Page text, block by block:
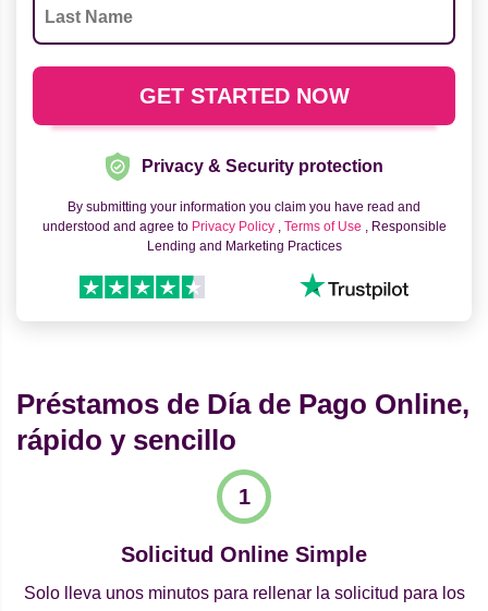
Privacy & Security protection
By submitting your information you claim you have read and
understood and agree to Privacy Policy , Terms of Use , Responsible
Lending and Marketing Practices
Préstamos de Día de Pago Online,
rápido y sencillo
Solicitud Online Simple
Solo lleva unos minutos para rellenar la solicitud para los